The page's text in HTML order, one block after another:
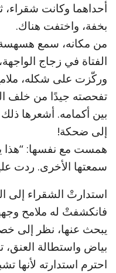
أحداهما وكانت
بخفة، واختفت هناك.
من مكانه، سمع هسهسة
الفتاة في زجاج
وركّزت على شكله،
تفحصته جيدًا من خلف
بين أكمامه. أشعرها
إلى ضحكة!
همست مع نفسها: “هذا
سمعتها الأخرى. ردت
استدارتْ الشقراء إلى
فانكشفتْ له ملامح
يبحث عنها، نظر إلى
بياض واستطالة العنق،
احترم استدارته لأنها